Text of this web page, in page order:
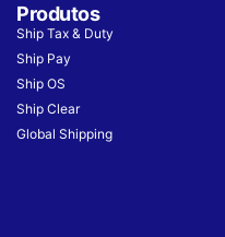
Produtos
Ship Tax & Duty
Ship Pay
Ship OS
Ship Clear
Global Shipping